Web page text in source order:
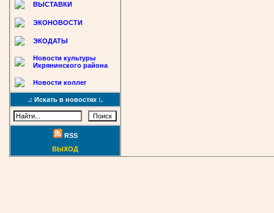
ВЫСТАВКИ
ЭКОНОВОСТИ
ЭКОДАТЫ
Новости культуры
Икрянинского района
Новости коллег
.: Искать в новостях :.
RSS
ВЫХОД